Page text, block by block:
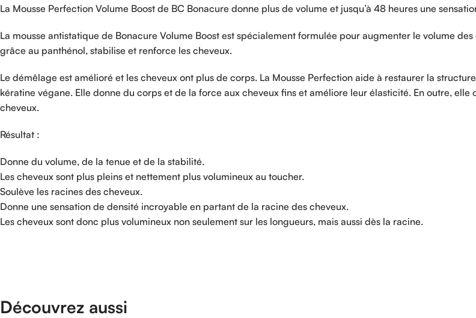
La Mousse Perfection Volume Boost de BC Bonacure donne plus de volume et jusqu’à 48 heures une
La mousse antistatique de Bonacure Volume Boost est spécialement formulée pour augmenter le volume
grâce au panthénol, stabilise et renforce les cheveux.
Le démêlage est amélioré et les cheveux ont plus de corps. La Mousse Perfection aide à restaurer la
kératine végane. Elle donne du corps et de la force aux cheveux fins et améliore leur élasticité. En outre,
cheveux.
Résultat :
Donne du volume, de la tenue et de la stabilité.
Les cheveux sont plus pleins et nettement plus volumineux au toucher.
Soulève les racines des cheveux.
Donne une sensation de densité incroyable en partant de la racine des cheveux.
Les cheveux sont donc plus volumineux non seulement sur les longueurs, mais aussi dès la racine.
Découvrez aussi